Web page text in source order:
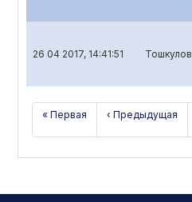
26 04 2017, 14:41:51
« Первая ‹ Предыдущая